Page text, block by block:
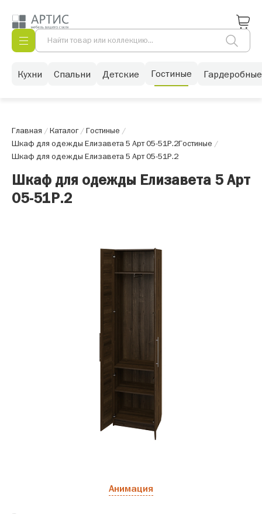
Кухни Спальни Детские Гостиные Гардеробные
Главная /Каталог/Гостиные /
Шкаф для одежды Елизавета 5 Арт 05-51Р.2Гостиные /
Шкаф для одежды Елизавета 5 Арт 05-51Р.2
Шкаф для одежды Елизавета 5 Арт
05-51Р.2
Анимация